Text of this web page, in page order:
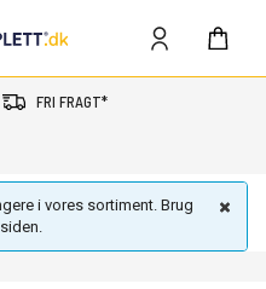
FRI FRAGT*
i vores sortiment. Brug